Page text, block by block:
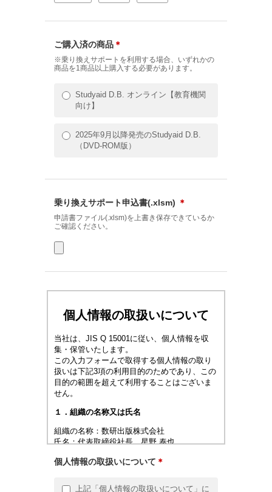
ご購入済の商品 ＊
※乗り換えサポートを利用する場合、いずれかの
商品を1商品以上購入する必要があります。
Studyaid D.B. オンライン【教育機関
向け】
2025年9月以降発売のStudyaid D.B.
（DVD-ROM版）
乗り換えサポート申込書(.xlsm) ＊
申請書ファイル(.xlsm)を上書き保存できているか
ご確認ください。
個人情報の取扱いについて
当社は、JIS Q 15001に従い、個人情報を収
集・保管いたします。
この入力フォームで取得する個人情報の取り
扱いは下記3項の利用目的のためであり、この
目的の範囲を超えて利用することはございま
せん。
１．組織の名称又は氏名
組織の名称：数研出版株式会社
氏名：代表取締役社長 星野 泰也
2．個人情報に関する管理者の氏名、所属及び
個人情報の取扱いについて ＊
上記「個人情報の取扱いについて」に